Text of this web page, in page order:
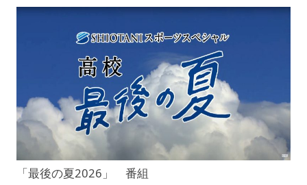
「最後の夏2026」 番組